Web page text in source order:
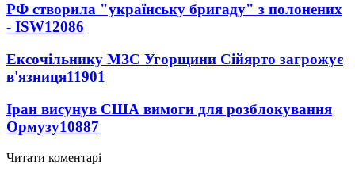
РФ створила "українську бригаду" з полонених
- ISW12086
Ексочільнику МЗС Угорщини Сійярто загрожує
в'язниця11901
Іран висунув США вимоги для розблокування
Ормузу10887
Читати коментарі